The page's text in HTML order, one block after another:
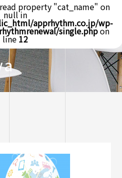
property "cat_name" on
null in
apprhythm.co.jp/wp-
single.phpon
line 12